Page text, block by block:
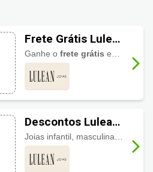
Frete Grátis Lulean
Joias
Ganhe ofrete grátis em compras acima de R$299 na região Sudeste e acima de R$599 para demais regiões.
Descontos Lulean
Joias até 51% em
colecionáveis